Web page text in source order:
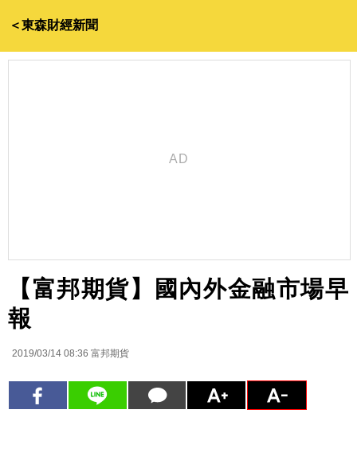
＜東森財經新聞
【富邦期貨】國內外金融市場早
報
2019/03/14 08:36 富邦期貨